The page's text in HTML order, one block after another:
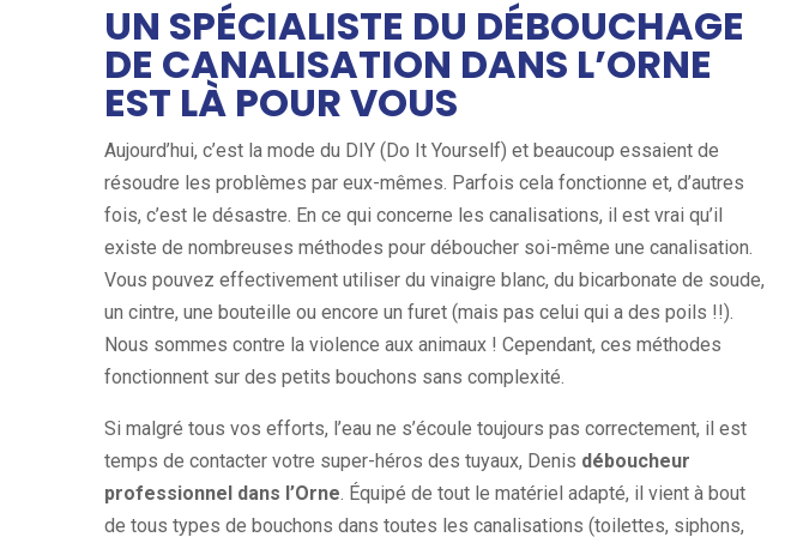
UN SPÉCIALISTE DU DÉBOUCHAGE
DE CANALISATION DANS L’ORNE
EST LÀ POUR VOUS
Aujourd’hui, c’est la mode du DIY (Do It Yourself) et beaucoup essaient de
résoudre les problèmes par eux-mêmes. Parfois cela fonctionne et, d’autres
fois, c’est le désastre. En ce qui concerne les canalisations, il est vrai qu’il
existe de nombreuses méthodes pour déboucher soi-même une canalisation.
Vous pouvez effectivement utiliser du vinaigre blanc, du bicarbonate de soude,
un cintre, une bouteille ou encore un furet (mais pas celui qui a des poils !!).
Nous sommes contre la violence aux animaux ! Cependant, ces méthodes
fonctionnent sur des petits bouchons sans complexité.
Si malgré tous vos efforts, l’eau ne s’écoule toujours pas correctement, il est
temps de contacter votre super-héros des tuyaux, Denis déboucheur
professionnel dans l’Orne . Équipé de tout le matériel adapté, il vient à bout
de tous types de bouchons dans toutes les canalisations (toilettes, siphons,